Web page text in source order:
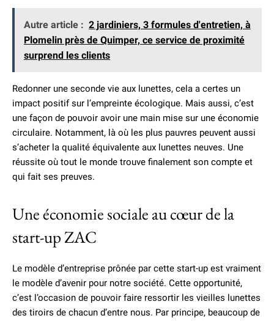
Autre article : 2 jardiniers, 3 formules d'entretien, à
Plomelin près de Quimper, ce service de proximité
surprend les clients
Redonner une seconde vie aux lunettes, cela a certes un
impact positif sur l’empreinte écologique. Mais aussi, c’est
une façon de pouvoir avoir une main mise sur une économie
circulaire. Notamment, là où les plus pauvres peuvent aussi
s’acheter la qualité équivalente aux lunettes neuves. Une
réussite où tout le monde trouve finalement son compte et
qui fait ses preuves.
Une économie sociale au cœur de la
start-up ZAC
Le modèle d’entreprise prônée par cette start-up est vraiment
le modèle d’avenir pour notre société. Cette opportunité,
c’est l’occasion de pouvoir faire ressortir les vieilles lunettes
des tiroirs de chacun d’entre nous. Par principe, beaucoup de